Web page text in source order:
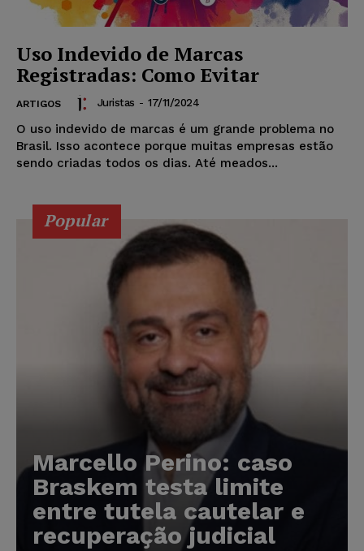
Uso Indevido de Marcas
Registradas: Como Evitar
ARTIGOS Juristas - 17/11/2024
O uso indevido de marcas é um grande problema no
Brasil. Isso acontece porque muitas empresas estão
sendo criadas todos os dias. Até meados...
Popular
Marcello Perino: caso
Braskem testa limite
entre tutela cautelar e
recuperação judicial